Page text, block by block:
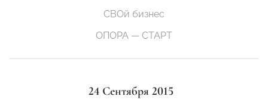
СВОй бизнес
ОПОРА — СТАРТ
24 Сентября 2015